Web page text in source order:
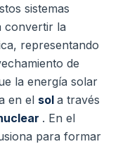
sistemas
convertir la
representando
de
la energía solar
en el sol a través
. En el
para formar